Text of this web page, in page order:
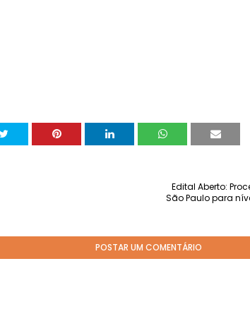
Edital Aberto:
São Paulo para
POSTAR UM COMENTÁRIO